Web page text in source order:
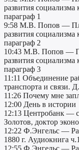
развития
параграф 1
9:58 М.В. Попов —
развития
параграф 2
10:43 М.В. Попов —
развития
параграф 3
11:11 Объединение
транспорта и связи.
11:26 Почему мне
12:00 День в истории
12:13 Центробанк —
Золотов, доктор
12:22 Ф.Энгельс —
1880 г. Аудиокнига ч.1